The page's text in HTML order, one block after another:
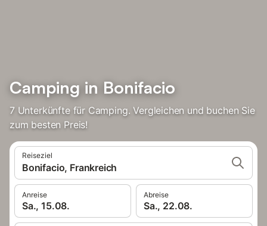
Camping in Bonifacio
7 Unterkünfte für Camping. Vergleichen und buchen Sie
zum besten Preis!
Reiseziel
Bonifacio, Frankreich
Anreise
Sa., 15.08.
Abreise
Sa., 22.08.